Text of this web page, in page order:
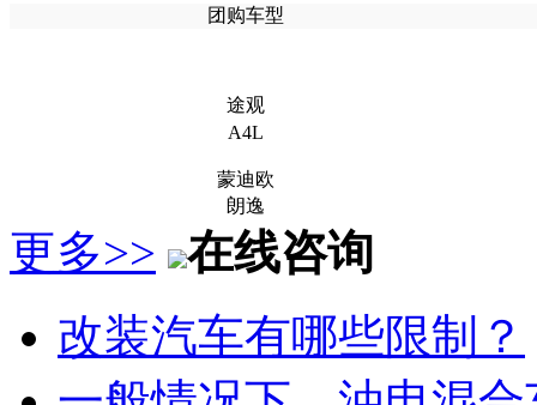
团购车型
途观
A4L
蒙迪欧
朗逸
更多>>
在线咨询
改装汽车有哪些限制？